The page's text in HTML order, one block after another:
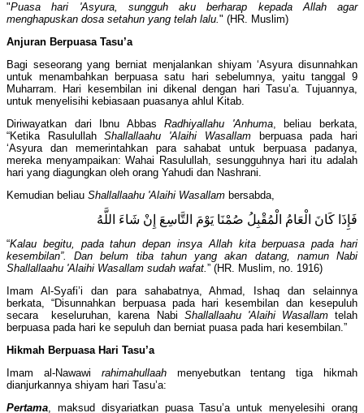
"Puasa hari 'Asyura, sungguh aku berharap kepada Allah agar
menghapuskan dosa setahun yang telah lalu." (HR. Muslim)
Anjuran Berpuasa Tasu’a
Bagi seseorang yang berniat menjalankan shiyam ‘Asyura disunnahkan
untuk menambahkan berpuasa satu hari sebelumnya, yaitu tanggal 9
Muharram. Hari kesembilan ini dikenal dengan hari Tasu’a. Tujuannya,
untuk menyelisihi kebiasaan puasanya ahlul Kitab.
Diriwayatkan dari Ibnu AbbasRadhiyallahu 'Anhuma, beliau berkata,
“Ketika RasulullahShallallaahu 'Alaihi Wasallamberpuasa pada hari
‘Asyura dan memerintahkan para sahabat untuk berpuasa padanya,
mereka menyampaikan: Wahai Rasulullah, sesungguhnya hari itu adalah
hari yang diagungkan oleh orang Yahudi dan Nashrani.
Kemudian beliau Shallallaahu 'Alaihi Wasallam bersabda,
فَإِذَا كَانَ الْعَامُ الْمُقْبِلُ صُمْنَا يَوْمَ التَّاسِعَ إِنْ شَاءَ اللَّهُ
“Kalau begitu, pada tahun depan insya Allah kita berpuasa pada hari
kesembilan”. Dan belum tiba tahun yang akan datang, namun Nabi
Shallallaahu 'Alaihi Wasallam sudah wafat.” (HR. Muslim, no. 1916)
Imam Al-Syafi’i dan para sahabatnya, Ahmad, Ishaq dan selainnya
berkata, “Disunnahkan berpuasa pada hari kesembilan dan kesepuluh
secara keseluruhan, karena Nabi Shallallaahu 'Alaihi Wasallamtelah
berpuasa pada hari ke sepuluh dan berniat puasa pada hari kesembilan.”
Hikmah Berpuasa Hari Tasu’a
Imam al-Nawawi rahimahullaahmenyebutkan tentang tiga hikmah
dianjurkannya shiyam hari Tasu’a:
Pertama, maksud disyariatkan puasa Tasu’a untuk menyelesihi orang